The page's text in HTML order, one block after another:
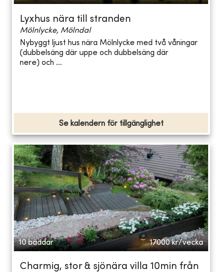
Lyxhus nära till stranden
Mölnlycke, Mölndal
Nybyggt ljust hus nära Mölnlycke med två våningar
(dubbelsäng där uppe och dubbelsäng där
nere) och ...
Se kalendern för tillgänglighet
10 bäddar 17000 kr/vecka
Charmig, stor & sjönära villa 10min från